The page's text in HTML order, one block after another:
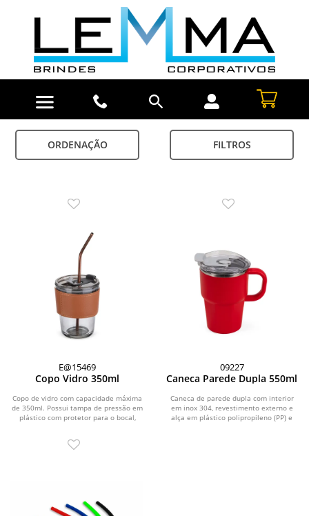
ORDENAÇÃO FILTROS
E@15469
Copo Vidro 350ml
Copo de vidro com capacidade máxima
de 350ml. Possui tampa de pressão em
plástico com protetor para o bocal,
09227
Caneca Parede Dupla 550ml
Caneca de parede dupla com interior
em inox 304, revestimento externo e
alça em plástico polipropileno (PP) e